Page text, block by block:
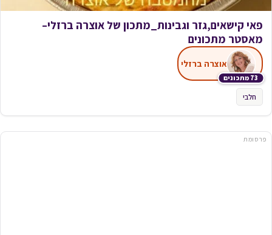
פאי קישאים,גזר וגבינות_מתכון של אוצרה ברזלי–
מאסטר מתכונים
73 מתכונים
אוצרה ברזלי
חלבי
פרסומת